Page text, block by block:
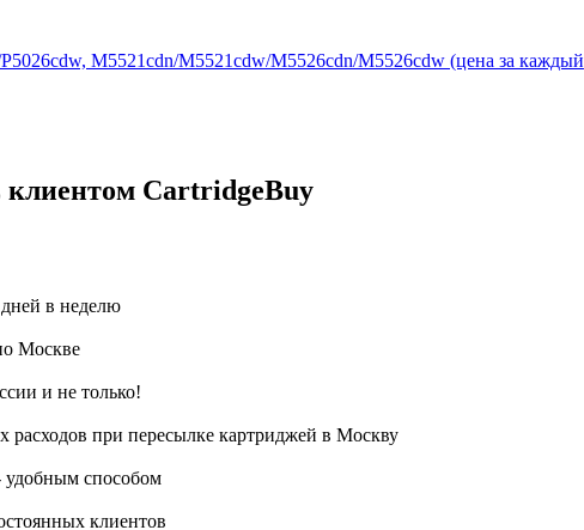
M5521cdn/M5521cdw/M5526cdn/M5526cdw (цена за каждый
клиентом CartridgeBuy
в неделю
Москве
и не только!
расходов при пересылке картриджей в Москву
удобным способом
клиентов